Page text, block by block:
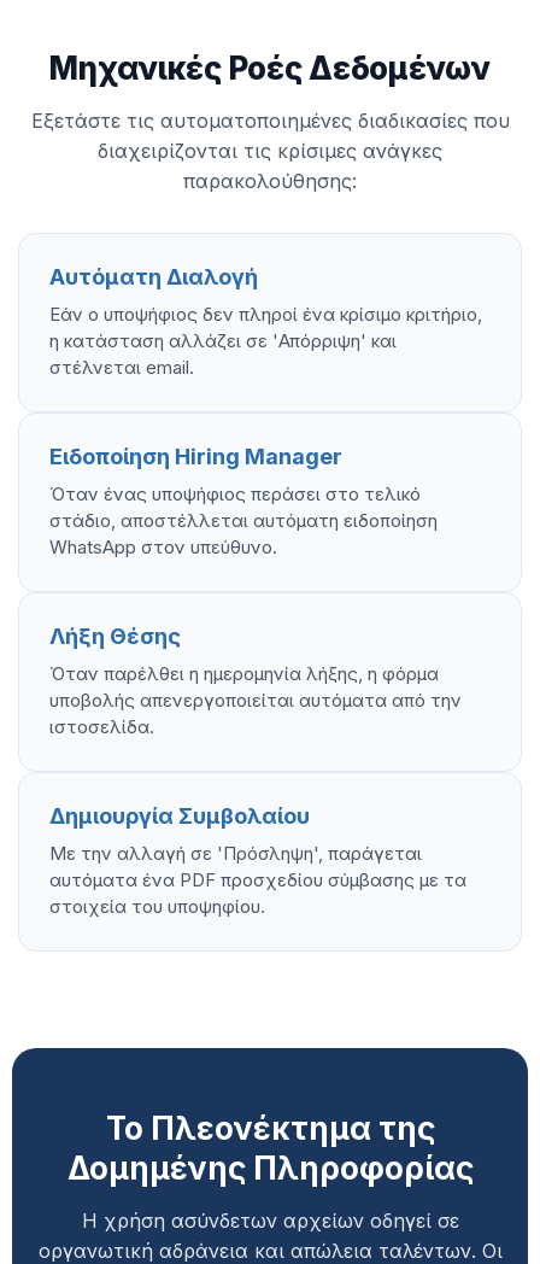
Μηχανικές Ροές Δεδομένων
Εξετάστε τις αυτοματοποιημένες διαδικασίες που
διαχειρίζονται τις κρίσιμες ανάγκες
παρακολούθησης:
Αυτόματη Διαλογή
Εάν ο υποψήφιος δεν πληροί ένα κρίσιμο κριτήριο,
η κατάσταση αλλάζει σε 'Απόρριψη' και
στέλνεται email.
Ειδοποίηση Hiring Manager
Όταν ένας υποψήφιος περάσει στο τελικό
στάδιο, αποστέλλεται αυτόματη ειδοποίηση
WhatsApp στον υπεύθυνο.
Λήξη Θέσης
Όταν παρέλθει η ημερομηνία λήξης, η φόρμα
υποβολής απενεργοποιείται αυτόματα από την
ιστοσελίδα.
Δημιουργία Συμβολαίου
Με την αλλαγή σε 'Πρόσληψη', παράγεται
αυτόματα ένα PDF προσχεδίου σύμβασης με τα
στοιχεία του υποψηφίου.
Το Πλεονέκτημα της
Δομημένης Πληροφορίας
Η χρήση ασύνδετων αρχείων οδηγεί σε
οργανωτική αδράνεια και απώλεια ταλέντων. Οι